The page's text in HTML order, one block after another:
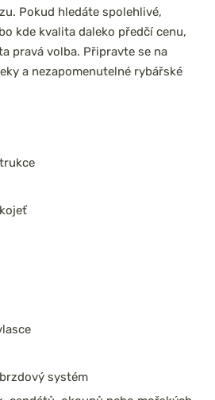
Pokud hledáte spolehlivé,
kde kvalita daleko předčí cenu,
pravá volba. Připravte se na
a nezapomenutelné rybářské
systém